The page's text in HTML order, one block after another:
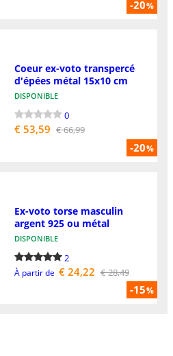
-20%
-20%
Coeur ex-voto transpercé
d'épées métal 15x10 cm
DISPONIBLE
0
€ 53,59 € 66,99
-15%
Ex-voto torse masculin
argent 925 ou métal
DISPONIBLE
2
À partir de € 24,22 € 28,49